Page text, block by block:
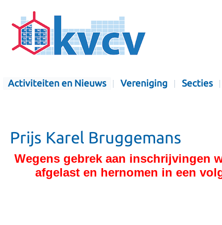
Activiteiten en Nieuws Vereniging Secties
Prijs Karel Bruggemans
Wegens gebrek aan inschrijvingen
afgelast en hernomen in een